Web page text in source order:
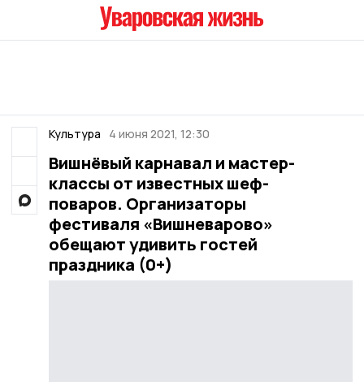
Культура 4 июня 2021, 12:30
Вишнёвый карнавал и мастер-
классы от известных шеф-
поваров. Организаторы
фестиваля «Вишневарово»
обещают удивить гостей
праздника (0+)